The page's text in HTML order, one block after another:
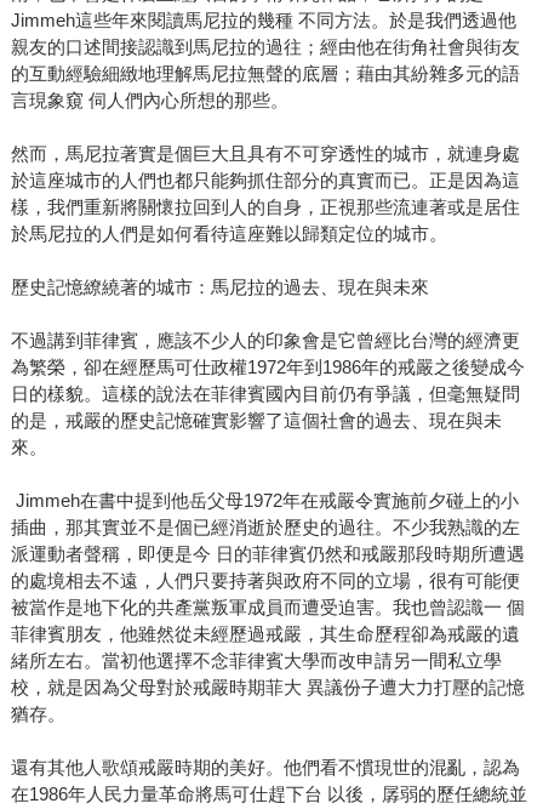
Jimmeh這些年來閱讀馬尼拉的幾種 不同方法。於是我們透過他
親友的口述間接認識到馬尼拉的過往；經由他在街角社會與街友
的互動經驗細緻地理解馬尼拉無聲的底層；藉由其紛雜多元的語
言現象窺 伺人們內心所想的那些。
然而，馬尼拉著實是個巨大且具有不可穿透性的城市，就連身處
於這座城市的人們也都只能夠抓住部分的真實而已。正是因為這
樣，我們重新將關懷拉回到人的自身，正視那些流連著或是居住
於馬尼拉的人們是如何看待這座難以歸類定位的城市。
歷史記憶繚繞著的城市：馬尼拉的過去、現在與未來
不過講到菲律賓，應該不少人的印象會是它曾經比台灣的經濟更
為繁榮，卻在經歷馬可仕政權1972年到1986年的戒嚴之後變成今
日的樣貌。這樣的說法在菲律賓國內目前仍有爭議，但毫無疑問
的是，戒嚴的歷史記憶確實影響了這個社會的過去、現在與未
來。
Jimmeh在書中提到他岳父母1972年在戒嚴令實施前夕碰上的小
插曲，那其實並不是個已經消逝於歷史的過往。不少我熟識的左
派運動者聲稱，即便是今 日的菲律賓仍然和戒嚴那段時期所遭遇
的處境相去不遠，人們只要持著與政府不同的立場，很有可能便
被當作是地下化的共產黨叛軍成員而遭受迫害。我也曾認識一 個
菲律賓朋友，他雖然從未經歷過戒嚴，其生命歷程卻為戒嚴的遺
緒所左右。當初他選擇不念菲律賓大學而改申請另一間私立學
校，就是因為父母對於戒嚴時期菲大 異議份子遭大力打壓的記憶
猶存。
還有其他人歌頌戒嚴時期的美好。他們看不慣現世的混亂，認為
在1986年人民力量革命將馬可仕趕下台 以後，孱弱的歷任總統並